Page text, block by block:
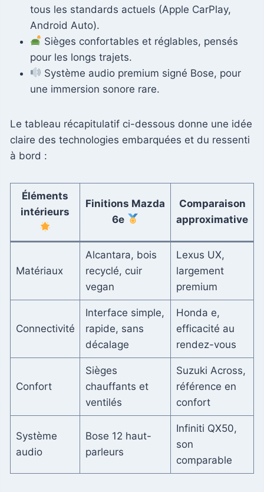
tous les standards actuels (Apple CarPlay,
Android Auto).
Sièges confortables et réglables, pensés
pour les longs trajets.
Système audio premium signé Bose, pour
une immersion sonore rare.
Le tableau récapitulatif ci-dessous donne une idée
claire des technologies embarquées et du ressenti
à bord :
Éléments
intérieurs
Finitions Mazda
6e
Comparaison
approximative
Matériaux
Alcantara, bois
recyclé, cuir
vegan
Lexus UX,
largement
premium
Connectivité
Interface simple,
rapide, sans
décalage
Honda e,
efficacité au
rendez-vous
Confort
Sièges
chauffants et
ventilés
Suzuki Across,
référence en
confort
Système
audio
Bose 12 haut-
parleurs
Infiniti QX50,
son
comparable